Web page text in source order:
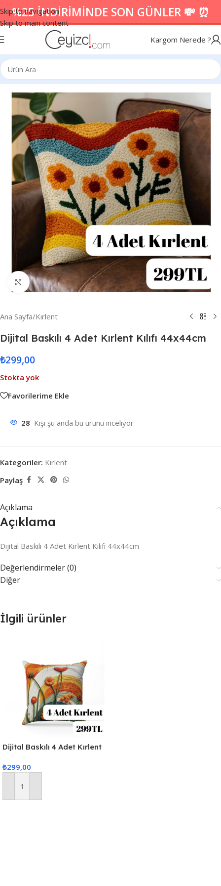
Skip to navigation
Skip to main content
%25 İNDİRİMİNDE SON GÜNLER 💸 ⏰
Kargom Nerede ?
Resmi Büyüt
Ana Sayfa/Kırlent
Dijital Baskılı 4 Adet Kırlent Kılıfı 44x44cm
₺299,00
Stokta yok
Favorilerime Ekle
28 Kişi şu anda bu ürünü inceliyor
Kategoriler: Kırlent
Paylaş
Açıklama
Açıklama
Dijital Baskılı 4 Adet Kırlent Kılıfı 44x44cm
Değerlendirmeler (0)
Diğer
İlgili ürünler
Dijital Baskılı 4 Adet Kırlent
₺299,00
Sepete Ekle